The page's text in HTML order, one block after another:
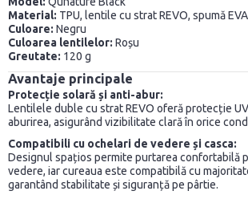
Material: TPU, lentile cu strat REVO, spumă EVA
Culoare: Negru
Culoarea lentilelor: Roșu
Greutate: 120 g
Avantaje principale
Protecție solară și anti-abur:
Lentilele duble cu strat REVO oferă protecție
aburirea, asigurând vizibilitate clară în orice
Compatibili cu ochelari de vedere și casca:
Designul spațios permite purtarea confortabilă
vedere, iar cureaua este compatibilă cu
garantând stabilitate și siguranță pe pârtie.